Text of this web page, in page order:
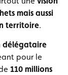
mais aussi
territoire.
délégataire
pour le
110 millions